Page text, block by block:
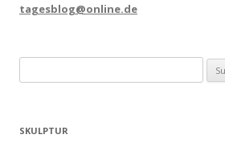
tagesblog@online.de
nach:
SKULPTUR